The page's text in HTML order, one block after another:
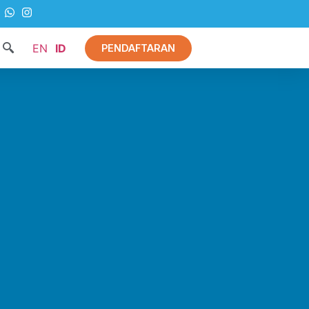
EN ID PENDAFTARAN